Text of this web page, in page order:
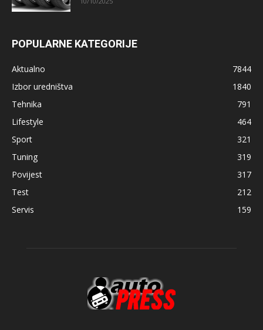
POPULARNE KATEGORIJE
Aktualno
7844
Izbor uredništva
1840
Tehnika
791
Lifestyle
464
Sport
321
Tuning
319
Povijest
317
Test
212
Servis
159